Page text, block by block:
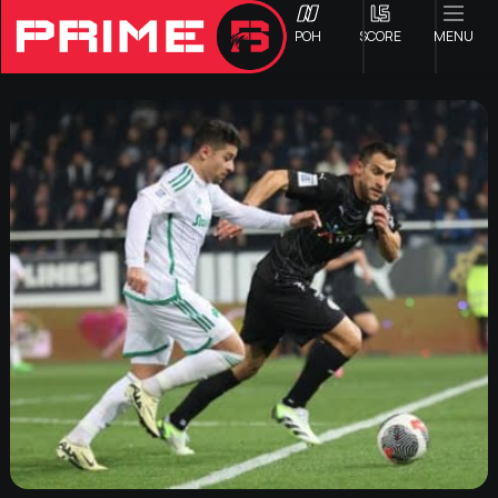
ΡΟΗ SCORE MENU
ΟΦΗ
Γ ΕΘΝΙΚΗ
Α1 ΕΠΣΗ
Α2 ΕΠΣΗ
Β1 ΕΠΣΗ
Β2 ΕΠΣΗ